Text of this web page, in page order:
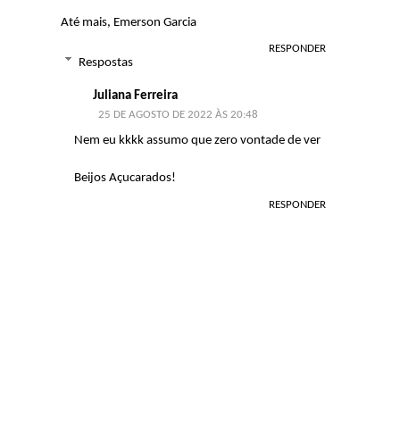
Até mais, Emerson Garcia
RESPONDER
Respostas
Juliana Ferreira
25 DE AGOSTO DE 2022 ÀS 20:48
Nem eu kkkk assumo que zero vontade de ver
Beijos Açucarados!
RESPONDER